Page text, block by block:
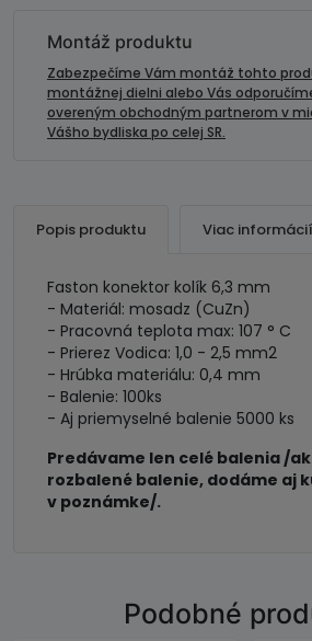
mm-
mosadz
Montáž produktu
Zabezpečíme Vám montáž tohto
montážnej dielni alebo Vás
overeným obchodným partnerom v
Vášho bydliska po celej SR.
Popis produktu Viac informácií
Faston konektor kolík 6,3 mm
- Materiál: mosadz (CuZn)
- Pracovná teplota max: 107 ° C
- Prierez Vodica: 1,0 - 2,5 mm2
- Hrúbka materiálu: 0,4 mm
- Balenie: 100ks
- Aj priemyselné balenie 5000 ks
Predávame len celé balenia /
rozbalené balenie, dodáme aj
v poznámke/.
Podobné